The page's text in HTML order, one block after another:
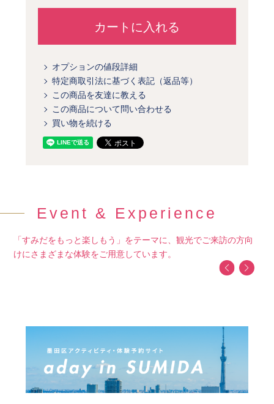
カートに入れる
オプションの値段詳細
特定商取引法に基づく表記（返品等）
この商品を友達に教える
この商品について問い合わせる
買い物を続ける
Event & Experience
「すみだをもっと楽しもう」をテーマに、観光でご来訪の方向
けにさまざまな体験をご用意しています。